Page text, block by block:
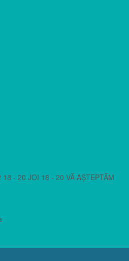
- 20 JOI 18 - 20 VĂ AȘTEPTĂM